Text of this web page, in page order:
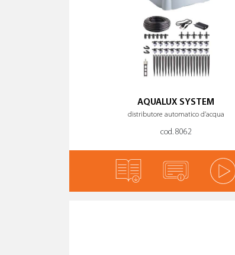
AQUALUX SYSTEM
distributore automatico d’acqua
cod. 8062